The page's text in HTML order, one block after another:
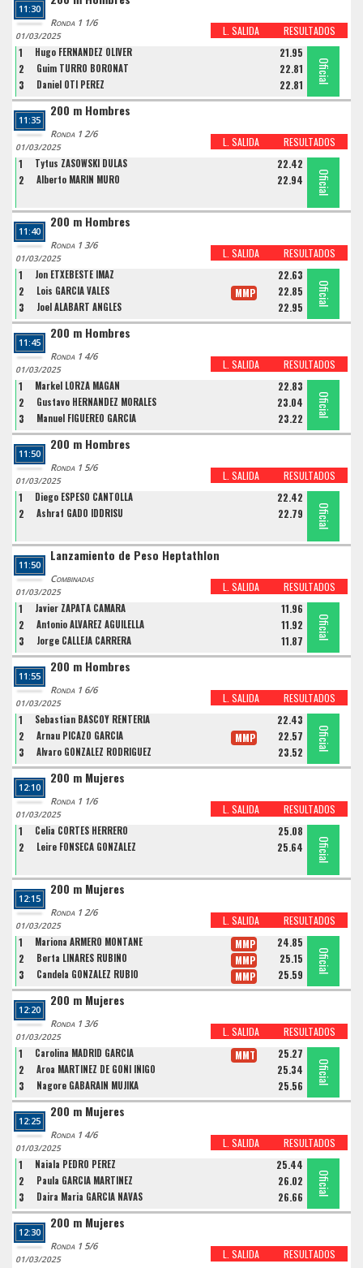
11:30
Ronda 1 1/6
L. SALIDA RESULTADOS
01/03/2025
1 Hugo FERNANDEZ OLIVER 21.95
Oficial
2 Guim TURRO BORONAT 22.81 Oficial
3 Daniel OTI PEREZ 22.81
Oficial
11:35
200 m Hombres
Ronda 1 2/6
L. SALIDA RESULTADOS
01/03/2025
1 Tytus ZASOWSKI DULAS 22.42
Oficial
2 Alberto MARIN MURO 22.94 Oficial
11:40
200 m Hombres
Ronda 1 3/6
L. SALIDA RESULTADOS
01/03/2025
1 Jon ETXEBESTE IMAZ 22.63
Oficial
2 Lois GARCIA VALES 22.85
MMP Oficial
3 Joel ALABART ANGLES 22.95
Oficial
11:45
200 m Hombres
Ronda 1 4/6
L. SALIDA RESULTADOS
01/03/2025
1 Markel LORZA MAGAN 22.83
Oficial
2 Gustavo HERNANDEZ MORALES 23.04 Oficial
3 Manuel FIGUEREO GARCIA 23.22
Oficial
11:50
200 m Hombres
Ronda 1 5/6
L. SALIDA RESULTADOS
01/03/2025
1 Diego ESPESO CANTOLLA 22.42
Oficial
2 Ashraf GADO IDDRISU 22.79 Oficial
11:50
Lanzamiento de Peso Heptathlon
Combinadas
L. SALIDA RESULTADOS
01/03/2025
1 Javier ZAPATA CAMARA 11.96
Oficial
2 Antonio ALVAREZ AGUILELLA 11.92 Oficial
3 Jorge CALLEJA CARRERA 11.87
Oficial
11:55
200 m Hombres
Ronda 1 6/6
L. SALIDA RESULTADOS
01/03/2025
1 Sebastian BASCOY RENTERIA 22.43
Oficial
2 Arnau PICAZO GARCIA 22.57
MMP Oficial
3 Alvaro GONZALEZ RODRIGUEZ 23.52
Oficial
12:10
200 m Mujeres
Ronda 1 1/6
L. SALIDA RESULTADOS
01/03/2025
1 Celia CORTES HERRERO 25.08
Oficial
2 Leire FONSECA GONZALEZ 25.64 Oficial
12:15
200 m Mujeres
Ronda 1 2/6
L. SALIDA RESULTADOS
01/03/2025
1 Mariona ARMERO MONTANE 24.85
MMP
Oficial
2 Berta LINARES RUBIÑO 25.15
MMP Oficial
3 Candela GONZALEZ RUBIO 25.59
MMP
Oficial
12:20
200 m Mujeres
Ronda 1 3/6
L. SALIDA RESULTADOS
01/03/2025
1 Carolina MADRID GARCIA 25.27
MMT
Oficial
2 Aroa MARTINEZ DE GOÑI IÑIGO 25.34 Oficial
3 Nagore GABARAIN MUJIKA 25.56
Oficial
12:25
200 m Mujeres
Ronda 1 4/6
L. SALIDA RESULTADOS
01/03/2025
1 Naiala PEDRO PEREZ 25.44
Oficial
2 Paula GARCIA MARTINEZ 26.02 Oficial
3 Daira Maria GARCIA NAVAS 26.66
Oficial
12:30
200 m Mujeres
Ronda 1 5/6
L. SALIDA RESULTADOS
01/03/2025